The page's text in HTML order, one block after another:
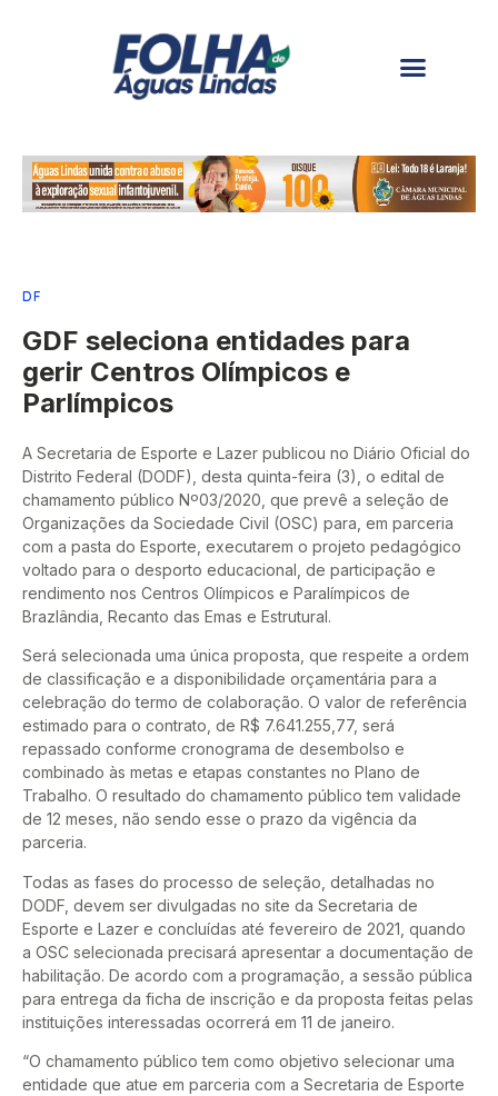
DF
GDF seleciona entidades para
gerir Centros Olímpicos e
Parlímpicos
A Secretaria de Esporte e Lazer publicou no Diário Oficial do
Distrito Federal (DODF), desta quinta-feira (3), o edital de
chamamento público Nº03/2020, que prevê a seleção de
Organizações da Sociedade Civil (OSC) para, em parceria
com a pasta do Esporte, executarem o projeto pedagógico
voltado para o desporto educacional, de participação e
rendimento nos Centros Olímpicos e Paralímpicos de
Brazlândia, Recanto das Emas e Estrutural.
Será selecionada uma única proposta, que respeite a ordem
de classificação e a disponibilidade orçamentária para a
celebração do termo de colaboração. O valor de referência
estimado para o contrato, de R$ 7.641.255,77, será
repassado conforme cronograma de desembolso e
combinado às metas e etapas constantes no Plano de
Trabalho. O resultado do chamamento público tem validade
de 12 meses, não sendo esse o prazo da vigência da
parceria.
Todas as fases do processo de seleção, detalhadas no
DODF, devem ser divulgadas no site da Secretaria de
Esporte e Lazer e concluídas até fevereiro de 2021, quando
a OSC selecionada precisará apresentar a documentação de
habilitação. De acordo com a programação, a sessão pública
para entrega da ficha de inscrição e da proposta feitas pelas
instituições interessadas ocorrerá em 11 de janeiro.
“O chamamento público tem como objetivo selecionar uma
entidade que atue em parceria com a Secretaria de Esporte